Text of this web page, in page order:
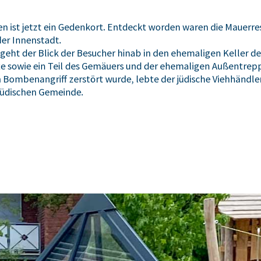
ist jetzt ein Gedenkort. Entdeckt worden waren die
Innenstadt.
der Blick der Besucher hinab in den ehemaligen Keller
sowie ein Teil des Gemäuers und der ehemaligen
zerstört wurde, lebte der jüdische
Gemeinde.